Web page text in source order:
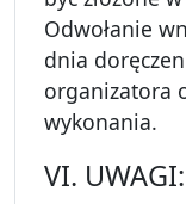
Odwołanie
dnia
organizatora
wykonania.
VI. UWAGI: